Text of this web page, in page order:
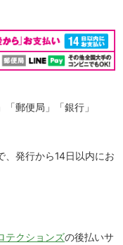
郵便局」「銀行」
、発行から14日以内にお
テクションズの後払いサ